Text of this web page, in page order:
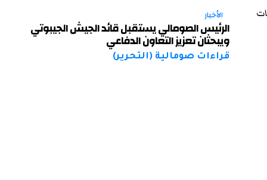
الأخبار
الرئيس الصومالي يستقبل قائد الجيش الجيبوتي
ويبحثان تعزيز التعاون الدفاعي
قراءات صومالية (التحرير)